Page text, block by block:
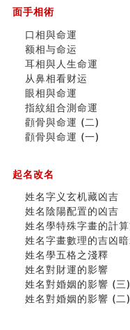
玄空本义 (三)
命理解说：想请问什
商舖選址的風水講究 (
吉凶神跳上大运时的断
家居常見風水形煞及化
刘燮鈞讲人相 手纹与
玄空本义 (二)
大門風水五大禁忌！
出现这几种面相桃花泛
寓意好的五行属水的
玄空本义 (一)
＂天下第一关＂的由来
无名指长的人有艺术
六爻測住宅風水 (三)
別再一知半解！正解住
《盲派命理》 ( 十六）
姓名學特殊字畫的計算
風水辟邪大全
面手相術
口相與命運
额相与命运
耳相與人生命運
从鼻相看财运
眼相與命運
指紋組合測命運
顴骨與命運 (二)
顴骨與命運 (一)
起名改名
姓名字义玄机藏凶吉
姓名陰陽配置的凶吉
姓名學特殊字畫的計
姓名字畫數理的吉凶
姓名學五格之淺釋
姓名對財運的影響
姓名對婚姻的影響 (三)
姓名對婚姻的影響 (二)